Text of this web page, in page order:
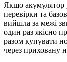
Якщо акумулятор
перевірки та
вийшла за межі
один раз якісно
разом купувати
через приховану